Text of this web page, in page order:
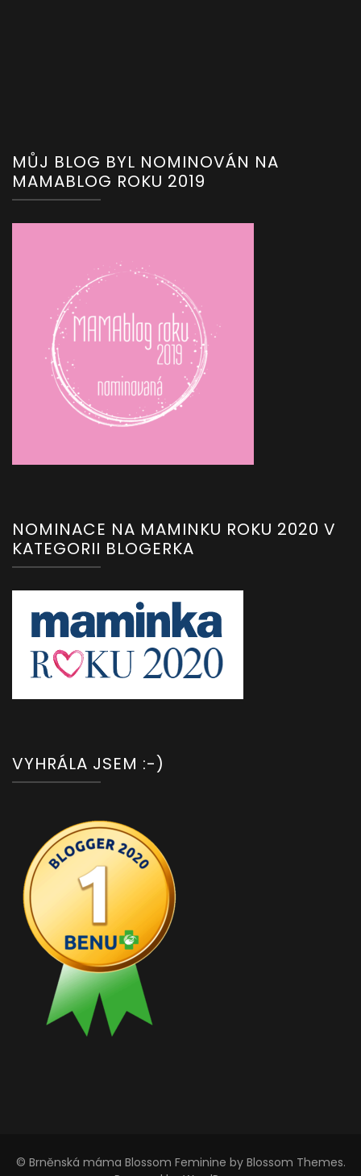
MŮJ BLOG BYL NOMINOVÁN NA
MAMABLOG ROKU 2019
NOMINACE NA MAMINKU ROKU 2020 V
KATEGORII BLOGERKA
VYHRÁLA JSEM :-)
© Brněnská máma Blossom Feminine by Blossom Themes.